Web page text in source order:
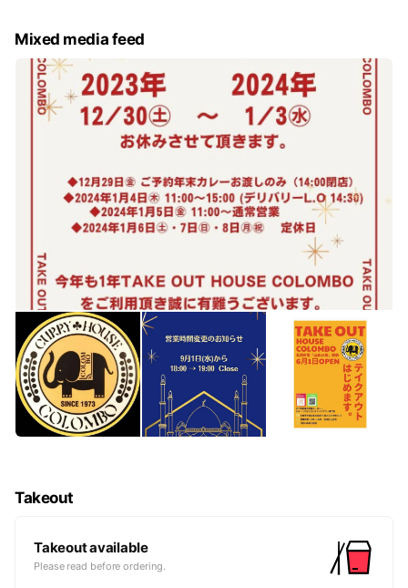
Mixed media feed
Takeout
Takeout available
Please read before ordering.